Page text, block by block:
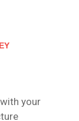
your